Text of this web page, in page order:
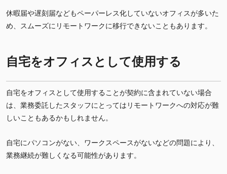
休暇届や遅刻届などもペーパーレス化していないオフィスが多いた
め、スムーズにリモートワークに移行できないこともあります。
自宅をオフィスとして使用する
自宅をオフィスとして使用することが契約に含まれていない場合
は、業務委託したスタッフにとってはリモートワークへの対応が難
しいこともあるかもしれません。
自宅にパソコンがない、ワークスペースがないなどの問題により、
業務継続が難しくなる可能性があります。